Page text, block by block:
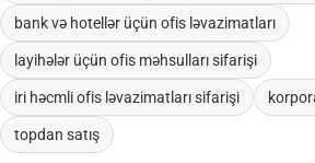
bank və hotellər üçün ofis ləvazimatları
layihələr üçün ofis məhsulları sifarişi
iri həcmli ofis ləvazimatları sifarişi
topdan satış